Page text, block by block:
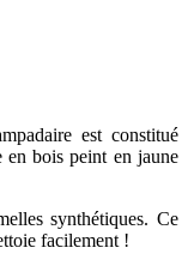
est constitué
en bois peint en jaune
synthétiques. Ce
facilement !